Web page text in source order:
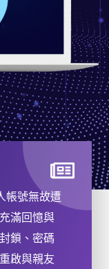
帳號無故遭
滿回憶與
鎖、密碼
啟與親友